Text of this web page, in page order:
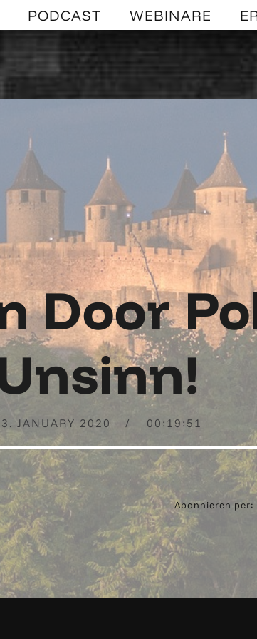
PODCAST WEBINARE
Door
JANUARY 2020 00:19:51
Abonnieren per: